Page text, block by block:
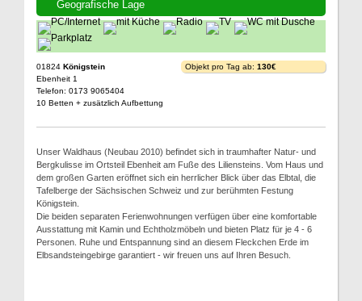
Geografische Lage
01824 Königstein
Ebenheit 1
Telefon: 0173 9065404
10 Betten + zusätzlich Aufbettung
Objekt pro Tag ab: 130€
Unser Waldhaus (Neubau 2010) befindet sich in traumhafter Natur- und
Bergkulisse im Ortsteil Ebenheit am Fuße des Liliensteins. Vom Haus und
dem großen Garten eröffnet sich ein herrlicher Blick über das Elbtal, die
Tafelberge der Sächsischen Schweiz und zur berühmten Festung
Königstein.
Die beiden separaten Ferienwohnungen verfügen über eine komfortable
Ausstattung mit Kamin und Echtholzmöbeln und bieten Platz für je 4 - 6
Personen. Ruhe und Entspannung sind an diesem Fleckchen Erde im
Elbsandsteingebirge garantiert - wir freuen uns auf Ihren Besuch.